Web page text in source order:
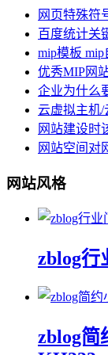
网页特殊符
百度统计关
mip模板
优秀MIP网
企业为什么
云虚拟主机/
网站建设时
网站空间对
网站风格
zblog行
zblog简